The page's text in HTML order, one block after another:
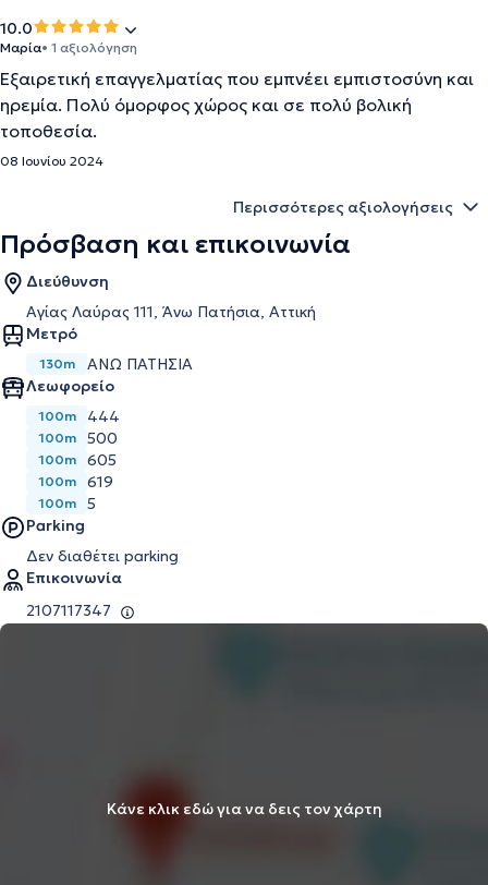
10.0
Μαρία• 1 αξιολόγηση
Εξαιρετική επαγγελματίας που εμπνέει εμπιστοσύνη και
ηρεμία. Πολύ όμορφος χώρος και σε πολύ βολική
τοποθεσία.
08 Ιουνίου 2024
Περισσότερες αξιολογήσεις
Πρόσβαση και επικοινωνία
Διεύθυνση
Αγίας Λαύρας 111, Άνω Πατήσια, Αττική
Μετρό
130m
ΑΝΩ ΠΑΤΗΣΙΑ
Λεωφορείο
100m 444
100m 500
100m 605
100m 619
100m
5
Parking
Δεν διαθέτει parking
Επικοινωνία
2107117347
Κάνε κλικ εδώ για να δεις τον χάρτη